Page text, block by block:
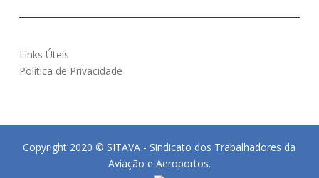
Links Úteis
Política de Privacidade
Copyright 2020 © SITAVA - Sindicato dos Trabalhadores da
Aviação e Aeroportos.